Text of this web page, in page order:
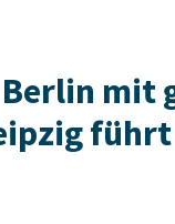
mit